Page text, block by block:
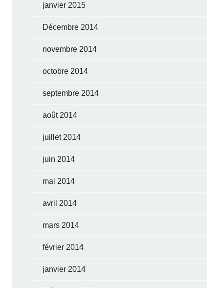
janvier 2015
Décembre 2014
novembre 2014
octobre 2014
septembre 2014
août 2014
juillet 2014
juin 2014
mai 2014
avril 2014
mars 2014
février 2014
janvier 2014